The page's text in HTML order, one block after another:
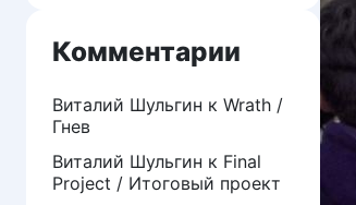
Комментарии
Виталий Шульгин к Wrath /
Гнев
Виталий Шульгин к Final
Project / Итоговый проект